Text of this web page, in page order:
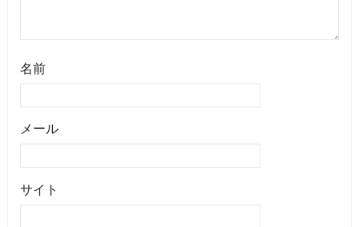
名前
メール
サイト